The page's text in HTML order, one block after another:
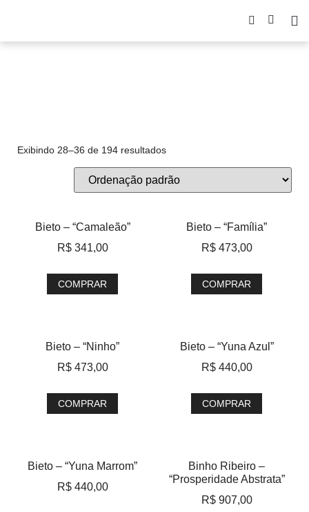
Exibindo 28–36 de 194 resultados
Bieto – “Camaleão”
R$341,00
COMPRAR
Bieto – “Família”
R$473,00
COMPRAR
Bieto – “Ninho”
R$473,00
COMPRAR
Bieto – “Yuna Azul”
R$440,00
COMPRAR
Bieto – “Yuna Marrom”
R$440,00
Binho Ribeiro –
“Prosperidade Abstrata”
R$907,00